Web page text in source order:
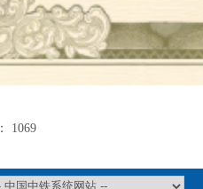
1069